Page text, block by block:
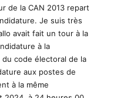
de la CAN 2013 repart
Je suis très
avait fait un tour à la
à la
du code électoral de la
aux postes de
à la même